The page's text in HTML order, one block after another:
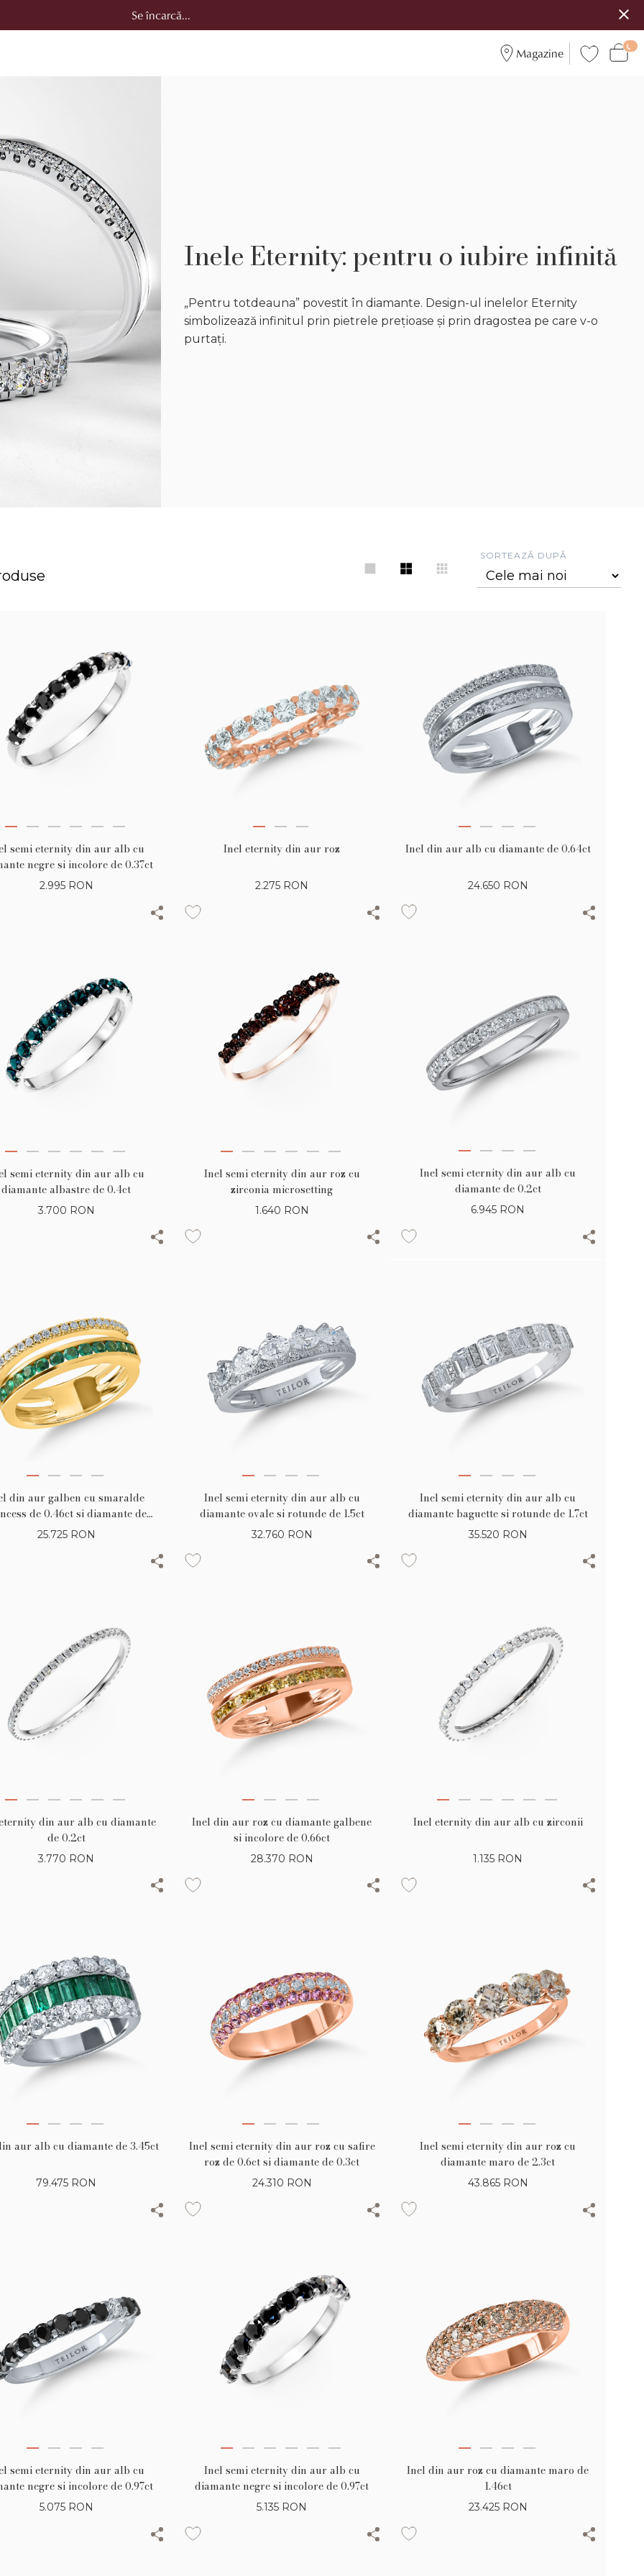
Se încarcă...
Magazine
Inele Eternity: pentru o iubire infinită
„Pentru totdeauna” povestit în diamante. Design-ul inelelor Eternity
simbolizează infinitul prin pietrele prețioase și prin dragostea pe care v-o
purtați.
SORTEAZĂ DUPĂ
semi eternity din aur alb cu
negre si incolore de 0.37ct
2.995 RON
Inel eternity din aur roz
2.275 RON
Inel din aur alb cu diamante de 0.64ct
24.650 RON
semi eternity din aur alb cu
diamante albastre de 0.4ct
3.700 RON
Inel semi eternity din aur roz cu
zirconia microsetting
1.640 RON
Inel semi eternity din aur alb cu
diamante de 0.2ct
6.945 RON
din aur galben cu smaralde
de 0.46ct si diamante de
0.16ct
25.725 RON
Inel semi eternity din aur alb cu
diamante ovale si rotunde de 1.5ct
32.760 RON
Inel semi eternity din aur alb cu
diamante baguette si rotunde de 1.7ct
35.520 RON
din aur alb cu diamante
de 0.2ct
3.770 RON
Inel din aur roz cu diamante galbene
si incolore de 0.66ct
28.370 RON
Inel eternity din aur alb cu zirconii
1.135 RON
aur alb cu diamante de 3.45ct
79.475 RON
Inel semi eternity din aur roz cu safire
roz de 0.6ct si diamante de 0.3ct
24.310 RON
Inel semi eternity din aur roz cu
diamante maro de 2.3ct
43.865 RON
semi eternity din aur alb cu
negre si incolore de 0.97ct
5.075 RON
Inel semi eternity din aur alb cu
diamante negre si incolore de 0.97ct
5.135 RON
Inel din aur roz cu diamante maro de
1.46ct
23.425 RON